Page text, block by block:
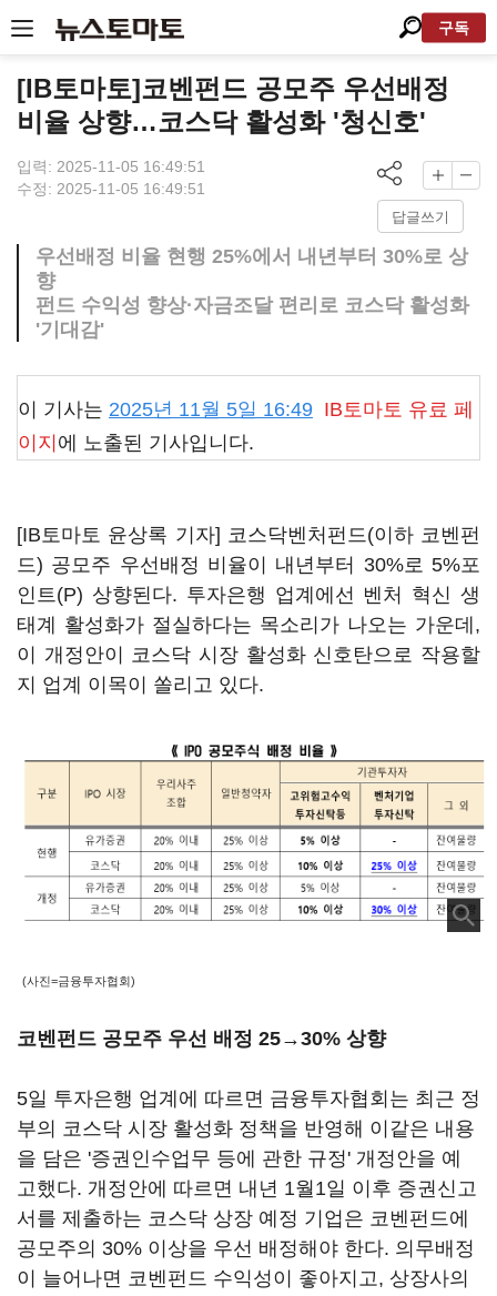
구독
[IB토마토]코벤펀드 공모주 우선배정
비율 상향…코스닥 활성화 '청신호'
입력: 2025-11-05 16:49:51
수정: 2025-11-05 16:49:51
답글쓰기
우선배정 비율 현행 25%에서 내년부터 30%로 상
향
펀드 수익성 향상·자금조달 편리로 코스닥 활성화
'기대감'
이 기사는 2025년 11월 5일 16:49 IB토마토 유료 페
이지 에 노출된 기사입니다.
[IB토마토 윤상록 기자] 코스닥벤처펀드(이하 코벤펀
드) 공모주 우선배정 비율이 내년부터 30%로 5%포
인트(P) 상향된다. 투자은행 업계에선 벤처 혁신 생
태계 활성화가 절실하다는 목소리가 나오는 가운데,
이 개정안이 코스닥 시장 활성화 신호탄으로 작용할
지 업계 이목이 쏠리고 있다.
(사진=금융투자협회)
코벤펀드 공모주 우선 배정 25→30% 상향
5일 투자은행 업계에 따르면 금융투자협회는 최근 정
부의 코스닥 시장 활성화 정책을 반영해 이같은 내용
을 담은 '증권인수업무 등에 관한 규정' 개정안을 예
고했다. 개정안에 따르면 내년 1월1일 이후 증권신고
서를 제출하는 코스닥 상장 예정 기업은 코벤펀드에
공모주의 30% 이상을 우선 배정해야 한다. 의무배정
이 늘어나면 코벤펀드 수익성이 좋아지고, 상장사의